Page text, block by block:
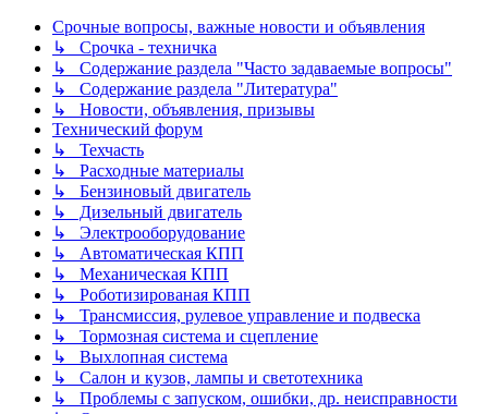
Срочные вопросы, важные новости и объявления
↳ Срочка - техничка
↳ Содержание раздела "Часто задаваемые вопросы"
↳ Содержание раздела "Литература"
↳ Новости, объявления, призывы
Технический форум
↳ Техчасть
↳ Расходные материалы
↳ Бензиновый двигатель
↳ Дизельный двигатель
↳ Электрооборудование
↳ Автоматическая КПП
↳ Механическая КПП
↳ Роботизированая КПП
↳ Трансмиссия, рулевое управление и подвеска
↳ Тормозная система и сцепление
↳ Выхлопная система
↳ Салон и кузов, лампы и светотехника
↳ Проблемы с запуском, ошибки, др. неисправности